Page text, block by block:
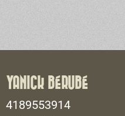
YANICK BÉRUBÉ
4189553914